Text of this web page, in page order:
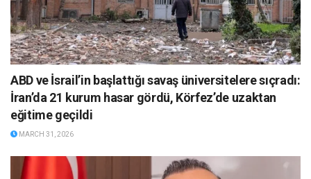
ABD ve İsrail’in başlattığı savaş üniversitelere sıçradı:
İran’da 21 kurum hasar gördü, Körfez’de uzaktan
eğitime geçildi
MARCH 31, 2026